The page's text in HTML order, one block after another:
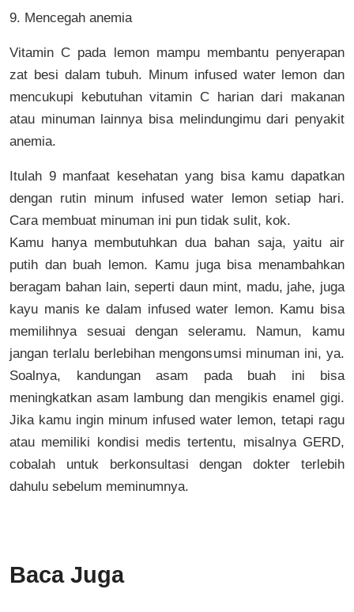
9. Mencegah anemia
Vitamin C pada lemon mampu membantu penyerapan
zat besi dalam tubuh. Minum infused water lemon dan
mencukupi kebutuhan vitamin C harian dari makanan
atau minuman lainnya bisa melindungimu dari penyakit
anemia.
Itulah 9 manfaat kesehatan yang bisa kamu dapatkan
dengan rutin minum infused water lemon setiap hari.
Cara membuat minuman ini pun tidak sulit, kok.
Kamu hanya membutuhkan dua bahan saja, yaitu air
putih dan buah lemon. Kamu juga bisa menambahkan
beragam bahan lain, seperti daun mint, madu, jahe, juga
kayu manis ke dalam infused water lemon. Kamu bisa
memilihnya sesuai dengan seleramu. Namun, kamu
jangan terlalu berlebihan mengonsumsi minuman ini, ya.
Soalnya, kandungan asam pada buah ini bisa
meningkatkan asam lambung dan mengikis enamel gigi.
Jika kamu ingin minum infused water lemon, tetapi ragu
atau memiliki kondisi medis tertentu, misalnya GERD,
cobalah untuk berkonsultasi dengan dokter terlebih
dahulu sebelum meminumnya.
Baca Juga